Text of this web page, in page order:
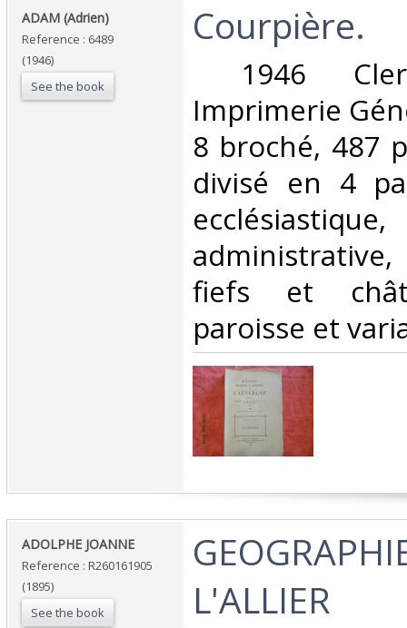
‎ADAM (Adrien)‎
Reference : 6489
(1946)
See the book
‎Courpière.‎
1946
Imprimerie
8 broché, 487
divisé en 4
fiefs et
paroisse et
‎ADOLPHE JOANNE‎
Reference : R260161905
(1895)
See the book
L'ALLIER‎